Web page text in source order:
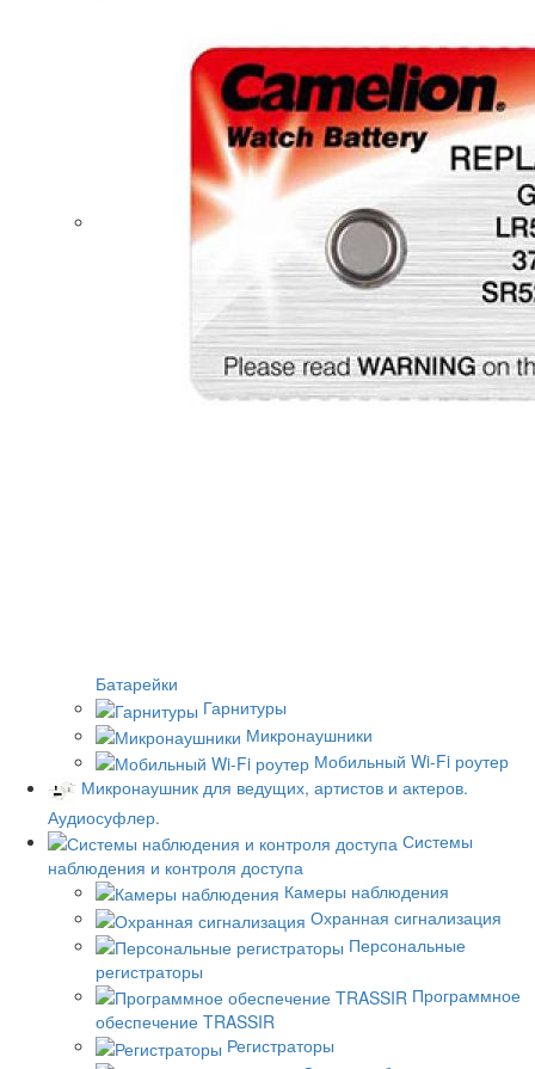
Батарейки
Гарнитуры
Микронаушники
Мобильный Wi-Fi роутер
Микронаушник для ведущих, артистов и актеров.
Аудиосуфлер.
Системы
наблюдения и контроля доступа
Камеры наблюдения
Охранная сигнализация
Персональные
регистраторы
Программное
обеспечение TRASSIR
Регистраторы